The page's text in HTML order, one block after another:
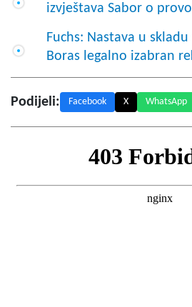
izvještava Sabor o
Fuchs: Nastava u
Boras legalno izabran
Podijeli: Facebook X WhatsApp